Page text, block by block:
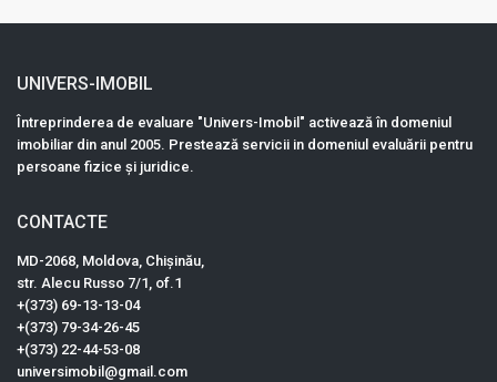
UNIVERS-IMOBIL
Întreprinderea de evaluare "Univers-Imobil" activează în domeniul
imobiliar din anul 2005. Prestează servicii in domeniul evaluării pentru
persoane fizice și juridice.
CONTACTE
MD-2068, Moldova, Chișinău,
str. Alecu Russo 7/1, оf.1
+(373) 69-13-13-04
+(373) 79-34-26-45
+(373) 22-44-53-08
universimobil@gmail.com